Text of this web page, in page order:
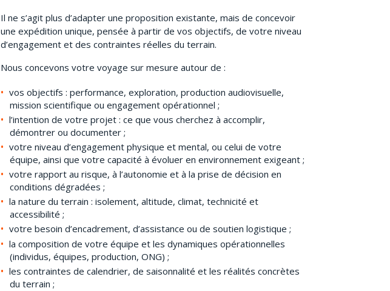
Il ne s’agit plus d’adapter une proposition existante, mais de concevoir
une expédition unique, pensée à partir de vos objectifs, de votre niveau
d’engagement et des contraintes réelles du terrain.
Nous concevons votre voyage sur mesure autour de :
vos objectifs : performance, exploration, production audiovisuelle,
mission scientifique ou engagement opérationnel ;
l’intention de votre projet : ce que vous cherchez à accomplir,
démontrer ou documenter ;
votre niveau d’engagement physique et mental, ou celui de votre
équipe, ainsi que votre capacité à évoluer en environnement exigeant ;
votre rapport au risque, à l’autonomie et à la prise de décision en
conditions dégradées ;
la nature du terrain : isolement, altitude, climat, technicité et
accessibilité ;
votre besoin d’encadrement, d’assistance ou de soutien logistique ;
la composition de votre équipe et les dynamiques opérationnelles
(individus, équipes, production, ONG) ;
les contraintes de calendrier, de saisonnalité et les réalités concrètes
du terrain ;